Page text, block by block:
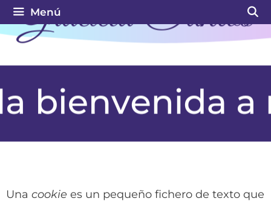
Menú
Una cookie es un pequeño fichero de texto que